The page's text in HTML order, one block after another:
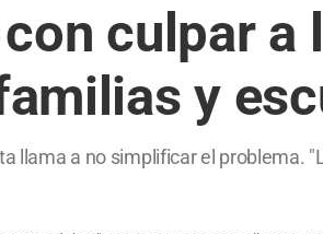
culpar a
y
llama a no simplificar el problema.